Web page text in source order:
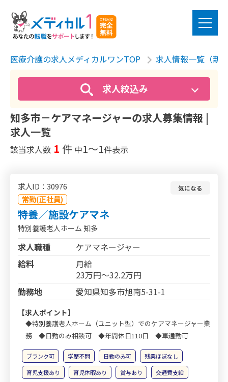
医療介護の求人メディカルワンTOP 求人情報一覧（新
求人絞込み
知多市－ケアマネージャーの求人募集情報 |
求人一覧
該当求人数 1 件 中1〜1件表示
求人ID：30976
常勤(正社員)
気になる
特養／施設ケアマネ
特別養護老人ホーム 知多
求人職種
ケアマネージャー
給料
月給
23万円～32.2万円
勤務地
愛知県知多市旭南5-31-1
【求人ポイント】
◆特別養護老人ホーム（ユニット型）でのケアマネージャー業
務 ◆日勤のみ相談可 ◆年間休日110日 ◆車通勤可
ブランク可 学歴不問 日勤のみ可
残業ほぼなし
育児支援あり
育児休暇あり 賞与あり
交通費支給